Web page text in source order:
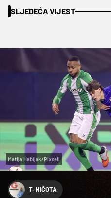
SLJEDEĆA VIJEST
Matija Habljak/Pixsell
T. NIČOTA